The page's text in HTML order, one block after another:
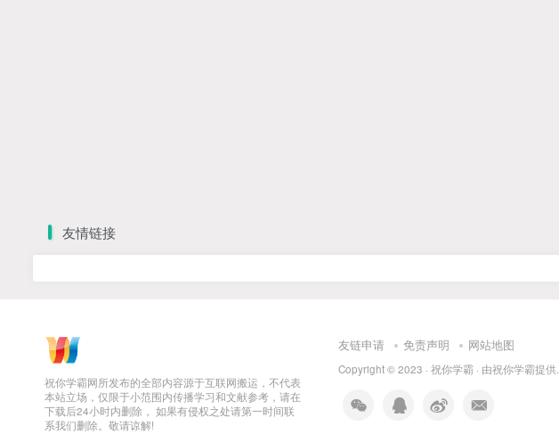
友情链接
祝你学霸网所发布的全部内容源于互联网搬运，不代表
本站立场，仅限于小范围内传播学习和文献参考，请在
下载后24小时内删除， 如果有侵权之处请第一时间联
系我们删除。敬请谅解!
友链申请 免责声明 网站地图
Copyright © 2023 · 祝你学霸 · 由祝你学霸提供.